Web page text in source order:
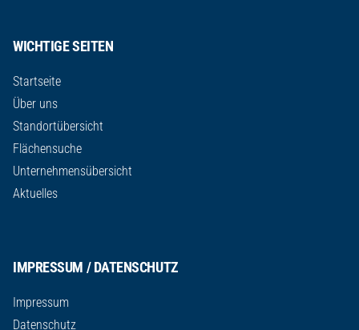
WICHTIGE SEITEN
Startseite
Über uns
Standortübersicht
Flächensuche
Unternehmensübersicht
Aktuelles
IMPRESSUM / DATENSCHUTZ
Impressum
Datenschutz